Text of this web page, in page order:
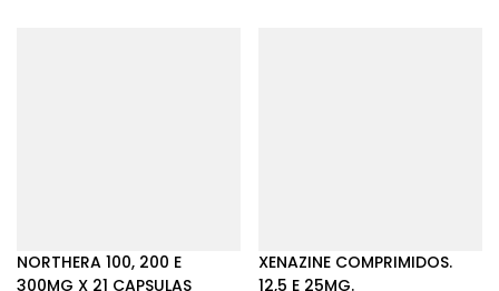
NORTHERA 100, 200 E
300MG X 21 CAPSULAS
XENAZINE COMPRIMIDOS.
12,5 E 25MG.